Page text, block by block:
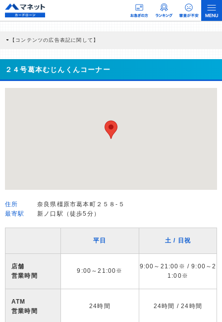
【コンテンツの広告表記に関して】
商品を根拠なくPRするものではなく、当編集部の調査／ユーザーへの口コミ収集な
どに基づき、公平性を担保した情報提供を行っています。
>提携企業一覧
２４号葛本むじんくんコーナー
住所
奈良県橿原市葛本町２５８-５
最寄駅
新ノ口駅（徒歩5分）
平日 土 / 日祝
店舗
営業時間
9:00～21:00※
9:00～21:00※ / 9:00～2
1:00※
ATM
営業時間
24時間 24時間 / 24時間